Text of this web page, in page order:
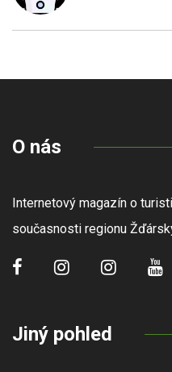
O nás
Internetový magazín o
současnosti regionu
Jiný pohled